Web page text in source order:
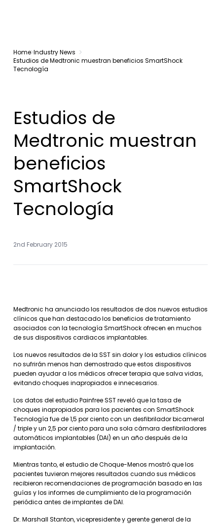
Home Industry News
Estudios de Medtronic muestran beneficios SmartShock
Tecnología
Estudios de
Medtronic muestran
beneficios
SmartShock
Tecnología
2nd February 2015
Medtronic ha anunciado los resultados de dos nuevos estudios
clínicos que han destacado los beneficios de tratamiento
asociados con la tecnología SmartShock ofrecen en muchos
de sus dispositivos cardiacos implantables.
Los nuevos resultados de la SST sin dolor y los estudios clínicos
no sufrirán menos han demostrado que estos dispositivos
pueden ayudar a los médicos ofrecer terapia que salva vidas,
evitando choques inapropiados e innecesarios.
Los datos del estudio Painfree SST reveló que la tasa de
choques inapropiados para los pacientes con SmartShock
Tecnología fue de 1,5 por ciento con un desfibrilador bicameral
/ triple y un 2,5 por ciento para una sola cámara desfibriladores
automáticos implantables (DAI) en un año después de la
implantación.
Mientras tanto, el estudio de Choque-Menos mostró que los
pacientes tuvieron mejores resultados cuando sus médicos
recibieron recomendaciones de programación basado en las
guías y los informes de cumplimiento de la programación
periódica antes de implantes de DAI.
Dr. Marshall Stanton, vicepresidente y gerente general de la